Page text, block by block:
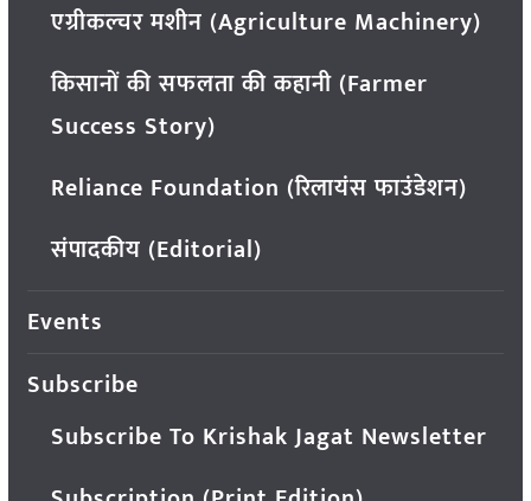
एग्रीकल्चर मशीन (Agriculture Machinery)
किसानों की सफलता की कहानी (Farmer
Success Story)
Reliance Foundation (रिलायंस फाउंडेशन)
संपादकीय (Editorial)
Events
Subscribe
Subscribe To Krishak Jagat Newsletter